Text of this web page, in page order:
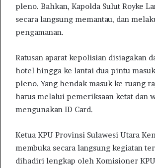
pleno. Bahkan, Kapolda Sulut Royke
secara langsung memantau, dan
pengamanan.
Ratusan aparat kepolisian disiagakan
hotel hingga ke lantai dua pintu
pleno. Yang hendak masuk ke ruang
harus melalui pemeriksaan ketat dan
mengunakan ID Card.
Ketua KPU Provinsi Sulawesi Utara
membuka secara langsung kegiatan
dihadiri lengkap oleh Komisioner